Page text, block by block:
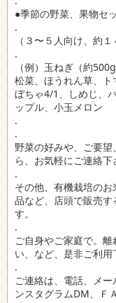
●季節の野菜、果物セ
.
（３〜５人向け、約１
.
（例）玉ねぎ（約
松菜、ほうれん草、
ぼちゃ4/1、しめじ、
ップル、小玉メロン
.
.
野菜の好みや、ご要
ら、お気軽にご連絡下
.
その他、有機栽培の
品など、店頭で販売
す。
.
ご自身やご家庭で。
い、など、是非ご利用
.
ご連絡は、電話、メ
ンスタグラムDM、Ｆ